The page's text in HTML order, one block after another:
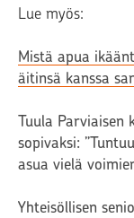
Lue myös:
Mistä apua
äitinsä kanssa
Tuula Parviaisen
sopivaksi:
asua vielä
Yhteisöllisen